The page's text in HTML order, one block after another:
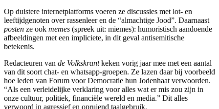
Op duistere internetplatforms voeren ze discussies met lot- en
leeftijdgenoten over rassenleer en de “almachtige Jood”. Daarnaast
posten ze ook memes (spreek uit: miemes): humoristisch aandoende
afbeeldingen met een impliciete, in dit geval antisemitische
betekenis.
Redacteuren van de Volkskrantkeken vorig jaar mee met een aantal
van dit soort chat- en whatsapp-groepen. Ze lazen daar bij voorbeeld
hoe leden van Forum voor Democratie hun Jodenhaat verwoorden.
“Als een verleidelijke verklaring voor alles wat er mis zou zijn in
onze cultuur, politiek, financiële wereld en media.” Dit alles
verwoord in agressief en opruiend taalgebruik.